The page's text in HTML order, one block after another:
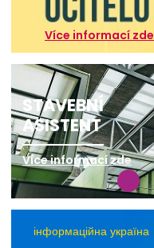
Více informací zde
STAVEBNÍ
ASISTENT
Více informací zde
інформаційна україна